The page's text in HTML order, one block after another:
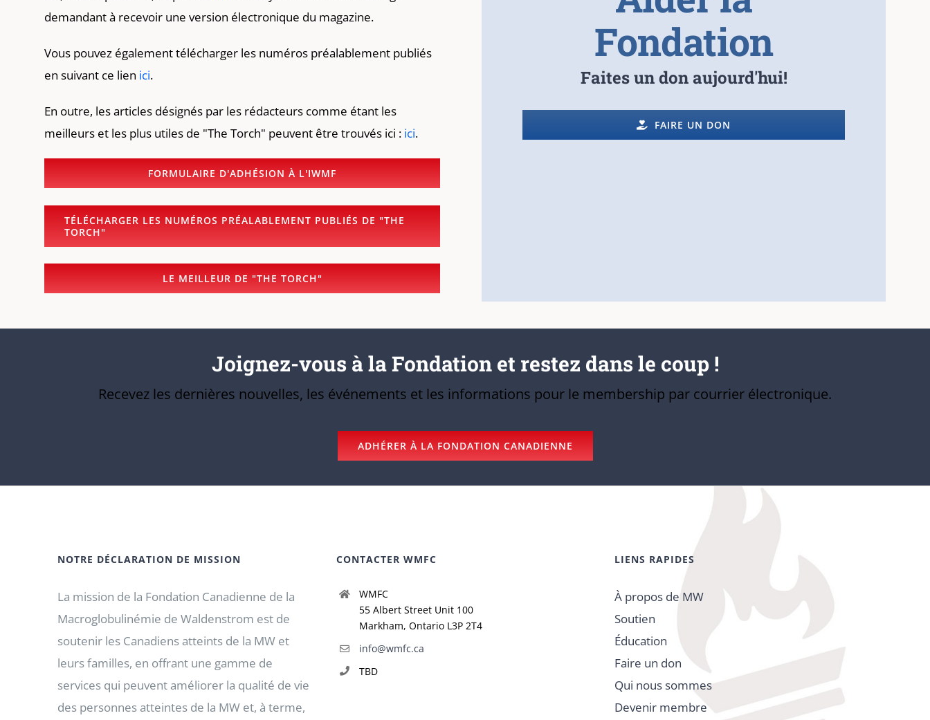
demandant à recevoir une version électronique du magazine.
Vous pouvez également télécharger les numéros préalablement publiés
en suivant ce lien ici.
En outre, les articles désignés par les rédacteurs comme étant les
meilleurs et les plus utiles de "The Torch" peuvent être trouvés ici : ici.
FORMULAIRE D'ADHÉSION À L'IWMF
TÉLÉCHARGER LES NUMÉROS PRÉALABLEMENT PUBLIÉS DE "THE
TORCH"
LE MEILLEUR DE "THE TORCH"
Fondation
Faites un don aujourd'hui!
FAIRE UN DON
Joignez-vous à la Fondation et restez dans le coup !
Recevez les dernières nouvelles, les événements et les informations pour le membership par courrier électronique.
ADHÉRER À LA FONDATION CANADIENNE
NOTRE DÉCLARATION DE MISSION
La mission de la Fondation Canadienne de la
Macroglobulinémie de Waldenstrom est de
soutenir les Canadiens atteints de la MW et
leurs familles, en offrant une gamme de
services qui peuvent améliorer la qualité de vie
des personnes atteintes de la MW et, à terme,
CONTACTER WMFC
WMFC
55 Albert Street Unit 100
Markham, Ontario L3P 2T4
info@wmfc.ca
TBD
LIENS RAPIDES
À propos de MW
Soutien
Éducation
Faire un don
Qui nous sommes
Devenir membre